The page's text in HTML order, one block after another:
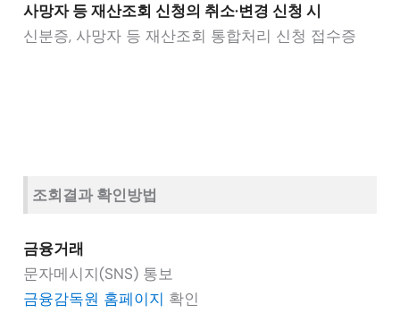
사망자 등 재산조회 신청의 취소·변경 신청 시
신분증, 사망자 등 재산조회 통합처리 신청 접수증
조회결과 확인방법
금융거래
문자메시지(SNS) 통보
금융감독원 홈페이지 확인